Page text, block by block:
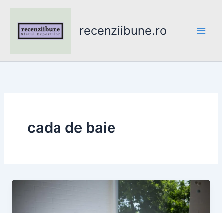
content
recenziibune.ro
cada de baie